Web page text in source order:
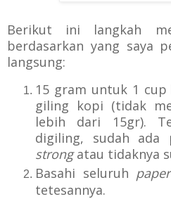
Berikut ini langkah
berdasarkan yang saya
langsung:
15 gram untuk 1
giling kopi (tidak
lebih dari 15gr).
digiling, sudah ada
strongatau tidaknya
Basahi seluruh
tetesannya.